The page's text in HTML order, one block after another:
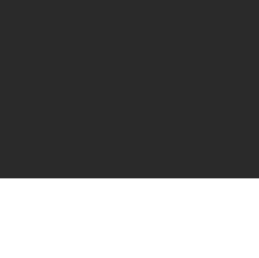
contrôler la manière dont